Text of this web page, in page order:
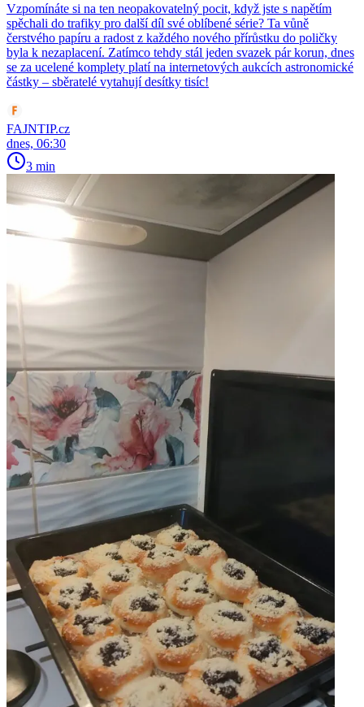
Vzpomínáte si na ten neopakovatelný pocit, když jste s napětím
spěchali do trafiky pro další díl své oblíbené série? Ta vůně
čerstvého papíru a radost z každého nového přírůstku do poličky
byla k nezaplacení. Zatímco tehdy stál jeden svazek pár korun, dnes
se za ucelené komplety platí na internetových aukcích astronomické
částky – sběratelé vytahují desítky tisíc!
FAJNTIP.cz
dnes, 06:30
3 min